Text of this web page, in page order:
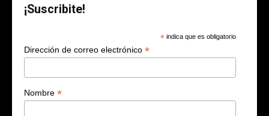
¡Suscribite!
* indica que es obligatorio
Dirección de correo electrónico *
Nombre *